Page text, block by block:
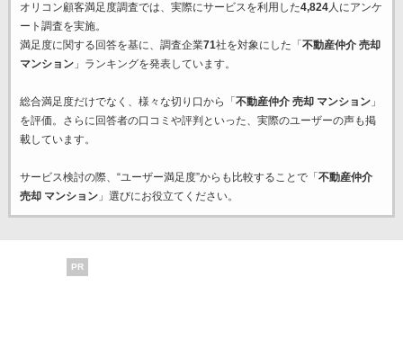
オリコン顧客満足度調査では、実際にサービスを利用した4,824人にアンケ
ート調査を実施。
満足度に関する回答を基に、調査企業71社を対象にした「 不動産仲介 売却
マンション」ランキングを発表しています。
総合満足度だけでなく、様々な切り口から「 不動産仲介 売却 マンション」
を評価。さらに回答者の口コミや評判といった、実際のユーザーの声も掲
載しています。
サービス検討の際、“ユーザー満足度”からも比較することで「 不動産仲介
売却 マンション」選びにお役立てください。
PR